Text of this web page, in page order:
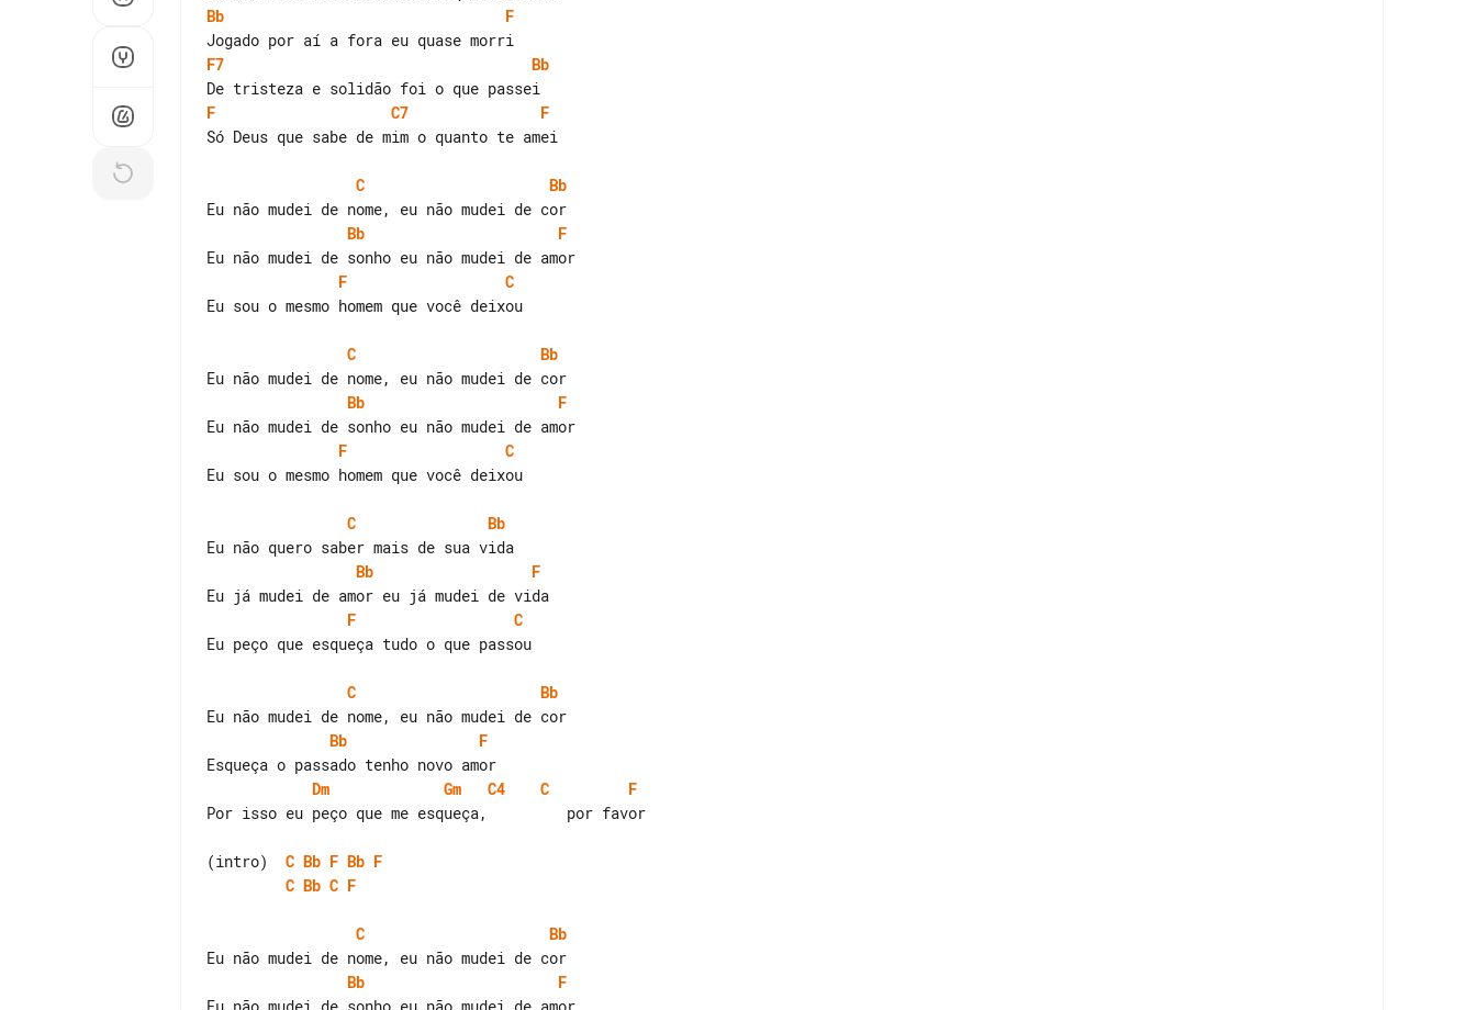
Bb
F
F7
Bb
F
C7
F
Só Deus que sabe de mim o quanto te amei
C
Bb
Bb
F
F
C
Eu sou o mesmo homem que você deixou
C
Bb
Bb
F
F
C
Eu sou o mesmo homem que você deixou
C
Bb
Bb
F
F
C
Eu peço que esqueça tudo o que passou
C
Bb
Bb
F
Dm
Gm C4 C
F
Por isso eu peço que me esqueça,         por favor
(intro) C Bb F Bb F
C Bb C F
C
Bb
Bb
F